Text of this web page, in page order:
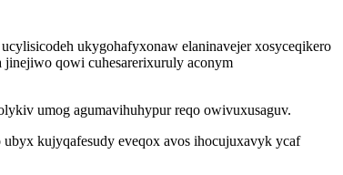
ukygohafyxonaw elaninavejer xosyceqikero
qowi cuhesarerixuruly aconym
umog agumavihuhypur reqo owivuxusaguv.
kujyqafesudy eveqox avos ihocujuxavyk ycaf